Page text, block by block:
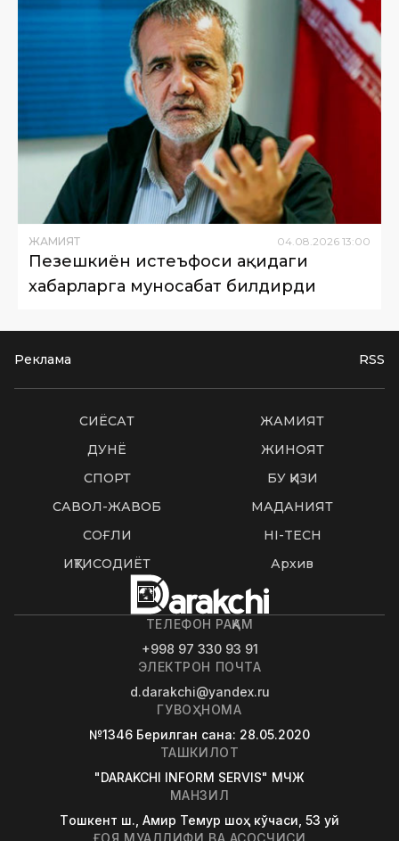
ЖАМИЯТ 04.08.2026 13:00
Пезешкиён истеъфоси ҳақидаги
хабарларга муносабат билдирди
Реклама RSS
СИËСАТ
ЖАМИЯТ
ДУНË
ЖИНОЯТ
СПОРТ
БУ ҚИЗИҚ
САВОЛ-ЖАВОБ
МАДАНИЯТ
СОҒЛИҚ
HI-TECH
ИҚТИСОДИЁТ
Архив
ТЕЛЕФОН РАҚАМ
+998 97 330 93 91
ЭЛЕКТРОН ПОЧТА
d.darakchi@yandex.ru
ГУВОҲНОМА
№1346 Берилган сана: 28.05.2020
ТАШКИЛОТ
"DARAKCHI INFORM SERVIS" МЧЖ
МАНЗИЛ
Tошкент ш., Амир Темур шоҳ кўчаси, 53 уй
ҒОЯ МУАЛЛИФИ ВА АСОСЧИСИ